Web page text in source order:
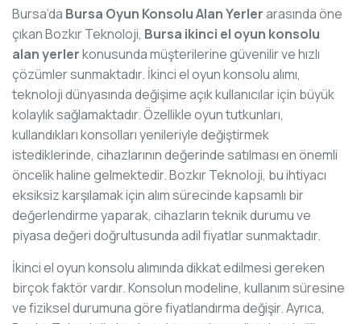
Bursa’da Bursa Oyun Konsolu Alan Yerlerarasında öne
çıkan Bozkır Teknoloji, Bursa ikinci el oyun konsolu
alan yerlerkonusunda müşterilerine güvenilir ve hızlı
çözümler sunmaktadır. İkinci el oyun konsolu alımı,
teknoloji dünyasında değişime açık kullanıcılar için büyük
kolaylık sağlamaktadır. Özellikle oyun tutkunları,
kullandıkları konsolları yenileriyle değiştirmek
istediklerinde, cihazlarının değerinde satılması en önemli
öncelik haline gelmektedir. Bozkır Teknoloji, bu ihtiyacı
eksiksiz karşılamak için alım sürecinde kapsamlı bir
değerlendirme yaparak, cihazların teknik durumu ve
piyasa değeri doğrultusunda adil fiyatlar sunmaktadır.
İkinci el oyun konsolu alımında dikkat edilmesi gereken
birçok faktör vardır. Konsolun modeline, kullanım süresine
ve fiziksel durumuna göre fiyatlandırma değişir. Ayrıca,